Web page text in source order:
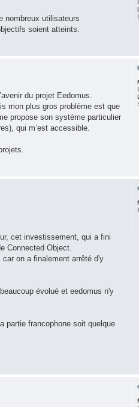
nombreux utilisateurs
soient atteints.
du projet Eedomus.
mon plus gros problème est que
propose son système particulier
qui m’est accessible.
cet investissement, qui a fini
Connected Object.
on a finalement arrêté d'y
évolué et eedomus n'y
partie francophone soit quelque